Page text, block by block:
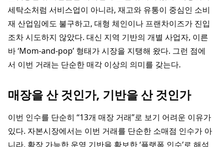
세탁소처럼 서비스업이 아니라, 재고와 유통이 중심인 소비
재 산업임에도 불구하고, 대형 체인이나 프랜차이즈가 진입
조차 시도하지 않았다. 대신 지역 기반의 개별 사업자, 이른
바 ‘Mom-and-pop’ 형태가 시장을 지탱해 왔다. 그런 점에
서 이번 거래는 단순한 매각 이상의 의미를 갖는다.
매장을 산 것인가, 기반을 산 것인가
이번 인수를 단순히 “13개 매장 거래”로 보기 어려운 이유가
있다. 자본시장에서는 이번 거래를 단순한 소매점 인수가 아
니라, 확장 가능한 운영 기반을 확보한 ‘플랫폼 인수’로 해석